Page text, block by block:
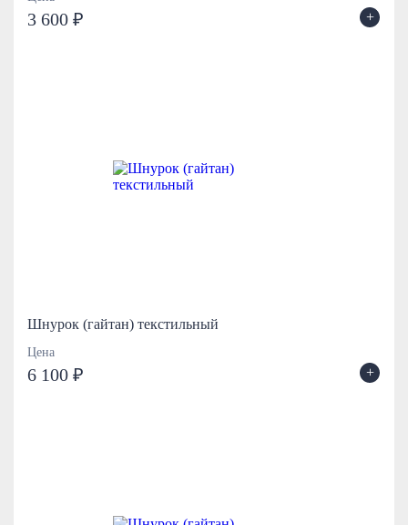
3 600 ₽ +
Шнурок (гайтан) текстильный
Цена
6 100 ₽ +